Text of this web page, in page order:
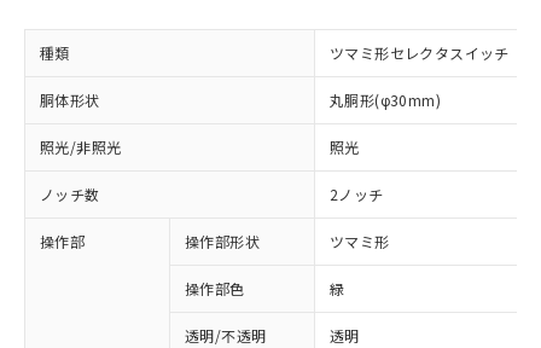
種類 ツマミ形セレクタスイッチ
胴体形状 丸胴形(φ30mm)
照光/非照光 照光
ノッチ数 2ノッチ
操作部 操作部形状 ツマミ形
操作部色 緑
透明/不透明 透明